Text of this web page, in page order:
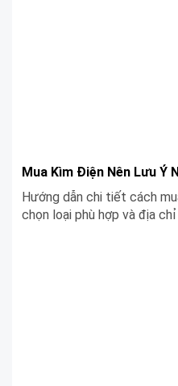
Mua Kìm Điện Nên Lưu Ý
Hướng dẫn chi tiết cách
chọn loại phù hợp và địa